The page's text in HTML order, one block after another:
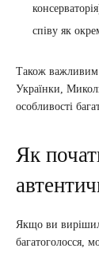
співу як
Також важливим
Українки,
особливості
Як
Якщо ви
багатоголосся,